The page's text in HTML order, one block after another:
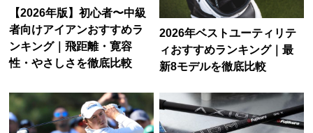
【2026年版】初心者〜中級
者向けアイアンおすすめラ
ンキング｜飛距離・寛容
性・やさしさを徹底比較
2026年ベストユーティリテ
ィおすすめランキング｜最
新8モデルを徹底比較